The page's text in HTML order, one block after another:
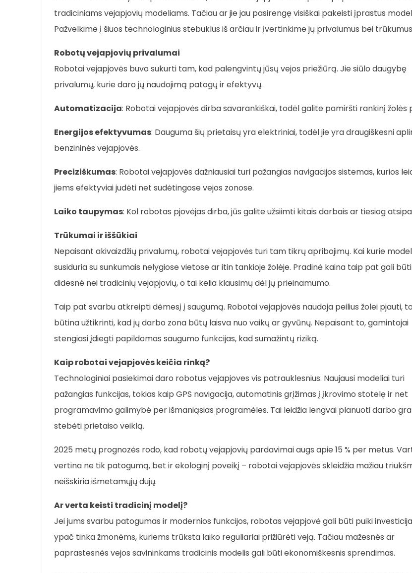
tradiciniams vejapjovių modeliams. Tačiau ar jie jau pasirengę visiškai pakeisti įprastus
Pažvelkime į šiuos technologinius stebuklus iš arčiau ir įvertinkime jų privalumus bei
Robotų vejapjovių privalumai
Robotai vejapjovės buvo sukurti tam, kad palengvintų jūsų vejos priežiūrą. Jie siūlo daugybę
privalumų, kurie daro jų naudojimą patogų ir efektyvų.
Automatizacija: Robotai vejapjovės dirba savarankiškai, todėl galite pamiršti rankinį žolės
Energijos efektyvumas: Dauguma šių prietaisų yra elektriniai, todėl jie yra draugiškesni
benzininės vejapjovės.
Preciziškumas: Robotai vejapjovės dažniausiai turi pažangias navigacijos sistemas, kurios
jiems efektyviai judėti net sudėtingose vejos zonose.
Laiko taupymas: Kol robotas pjovėjas dirba, jūs galite užsiimti kitais darbais ar tiesiog
Trūkumai ir iššūkiai
Nepaisant akivaizdžių privalumų, robotai vejapjovės turi tam tikrų apribojimų. Kai kurie
susiduria su sunkumais nelygiose vietose ar itin tankioje žolėje. Pradinė kaina taip pat gali būti
didesnė nei tradicinių vejapjovių, o tai kelia klausimų dėl jų prieinamumo.
Taip pat svarbu atkreipti dėmesį į saugumą. Robotai vejapjovės naudoja peilius žolei pjauti,
būtina užtikrinti, kad jų darbo zona būtų laisva nuo vaikų ar gyvūnų. Nepaisant to, gamintojai
stengiasi įdiegti papildomas saugumo funkcijas, kad sumažintų riziką.
Kaip robotai vejapjovės keičia rinką?
Technologiniai pasiekimai daro robotus vejapjoves vis patrauklesnius. Naujausi modeliai turi
pažangias funkcijas, tokias kaip GPS navigacija, automatinis grįžimas į įkrovimo stotelę ir net
programavimo galimybė per išmaniąsias programėles. Tai leidžia lengvai planuoti darbo
stebėti prietaiso veiklą.
2025 metų prognozės rodo, kad robotų vejapjovių pardavimai augs apie 15 % per metus.
vertina ne tik patogumą, bet ir ekologinį poveikį – robotai vejapjovės skleidžia mažiau
neišskiria išmetamųjų dujų.
Ar verta keisti tradicinį modelį?
Jei jums svarbu patogumas ir modernios funkcijos, robotas vejapjovė gali būti puiki
ypač tinka žmonėms, kuriems trūksta laiko reguliariai prižiūrėti veją. Tačiau mažesnės ar
paprastesnės vejos savininkams tradicinis modelis gali būti ekonomiškesnis sprendimas.